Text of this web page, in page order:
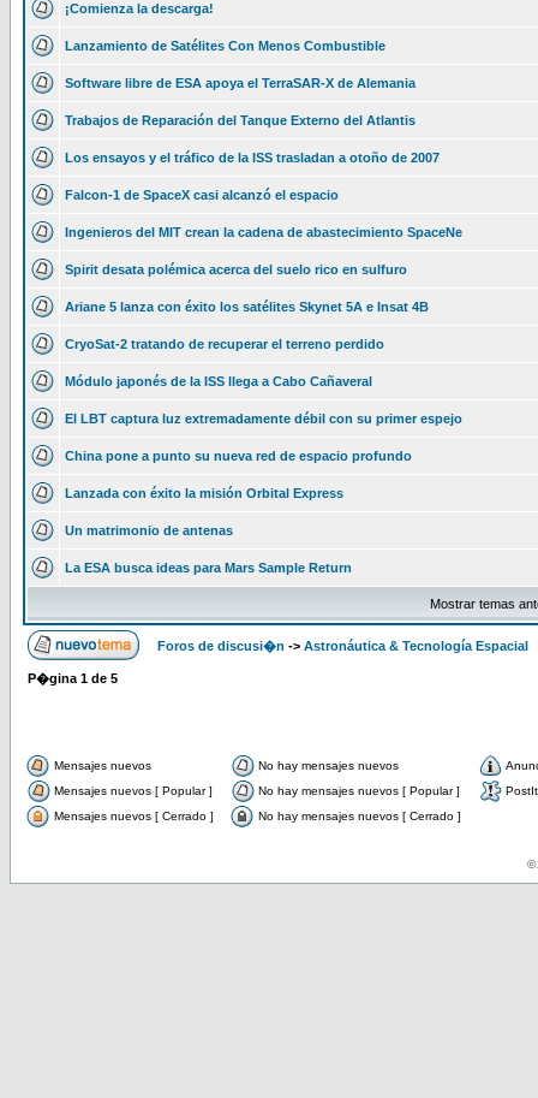
¡Comienza la descarga!
Lanzamiento de Satélites Con Menos Combustible
Software libre de ESA apoya el TerraSAR-X de Alemania
Trabajos de Reparación del Tanque Externo del Atlantis
Los ensayos y el tráfico de la ISS trasladan a otoño de 2007
Falcon-1 de SpaceX casi alcanzó el espacio
Ingenieros del MIT crean la cadena de abastecimiento SpaceNe
Spirit desata polémica acerca del suelo rico en sulfuro
Ariane 5 lanza con éxito los satélites Skynet 5A e Insat 4B
CryoSat-2 tratando de recuperar el terreno perdido
Módulo japonés de la ISS llega a Cabo Cañaveral
El LBT captura luz extremadamente débil con su primer espejo
China pone a punto su nueva red de espacio profundo
Lanzada con éxito la misión Orbital Express
Un matrimonio de antenas
La ESA busca ideas para Mars Sample Return
Mostrar temas
Foros de discusi�n -> Astronáutica & Tecnología Espacial
P�gina 1 de 5
Mensajes nuevos No hay mensajes nuevos
Mensajes nuevos [ Popular ]
No hay mensajes nuevos [ Popular ]
PostIt
Mensajes nuevos [ Cerrado ]
No hay mensajes nuevos [ Cerrado ]
©